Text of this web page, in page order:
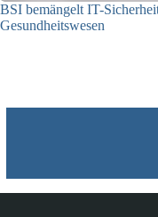
BSI bemängelt IT-
Gesundheitswesen